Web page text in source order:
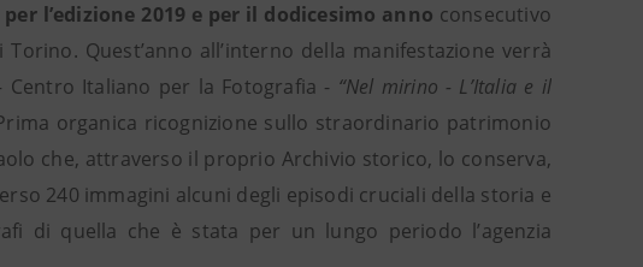
l’edizione 2019 e per il dodicesimo anno consecutivo
Quest’anno all’interno della manifestazione verrà
Centro Italiano per la Fotografia - “Nel mirino - L’Italia e il
organica ricognizione sullo straordinario patrimonio
che, attraverso il proprio Archivio storico, lo conserva,
240 immagini alcuni degli episodi cruciali della storia e
di quella che è stata per un lungo periodo l’agenzia